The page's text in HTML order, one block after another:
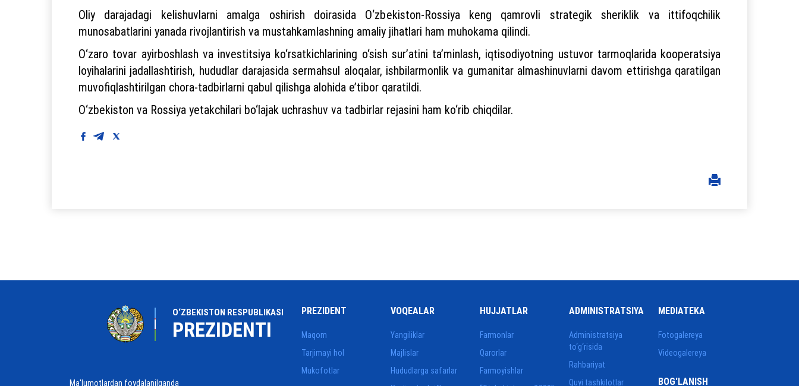
Oliy darajadagi kelishuvlarni amalga oshirish doirasida O‘zbekiston-Rossiya keng qamrovli strategik sheriklik va ittifoqchilik
munosabatlarini yanada rivojlantirish va mustahkamlashning amaliy jihatlari ham muhokama qilindi.
O‘zaro tovar ayirboshlash va investitsiya ko‘rsatkichlarining o‘sish sur’atini ta’minlash, iqtisodiyotning ustuvor tarmoqlarida kooperatsiya
loyihalarini jadallashtirish, hududlar darajasida sermahsul aloqalar, ishbilarmonlik va gumanitar almashinuvlarni davom ettirishga qaratilgan
muvofiqlashtirilgan chora-tadbirlarni qabul qilishga alohida e’tibor qaratildi.
O‘zbekiston va Rossiya yetakchilari bo‘lajak uchrashuv va tadbirlar rejasini ham ko‘rib chiqdilar.
O‘ZBEKISTON RESPUBLIKASI
PREZIDENTI
Ma'lumotlardan foydalanilganda
PREZIDENT
Maqom
Tarjimayi hol
Mukofotlar
VOQEALAR
Yangiliklar
Majlislar
Hududlarga safarlar
HUJJATLAR
Farmonlar
Qarorlar
Farmoyishlar
ADMINISTRATSIYA
Administratsiya
to‘g‘risida
Rahbariyat
Quyi tashkilotlar
MEDIATEKA
Fotogalereya
Videogalereya
BOG'LANISH